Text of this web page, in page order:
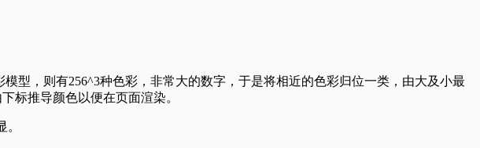
型，则有256^3种色彩，非常大的数字，于是将相近的色彩归位一类，由大及小最
标推导颜色以便在页面渲染。